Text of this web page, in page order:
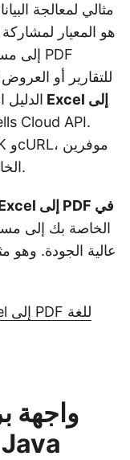
للتقارير أو
لك حلولًا مرنة لتطبيقات Java الخاصة بك.
واجهة
Excel إلى PDF للغة Java